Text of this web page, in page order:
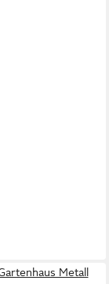
Metall